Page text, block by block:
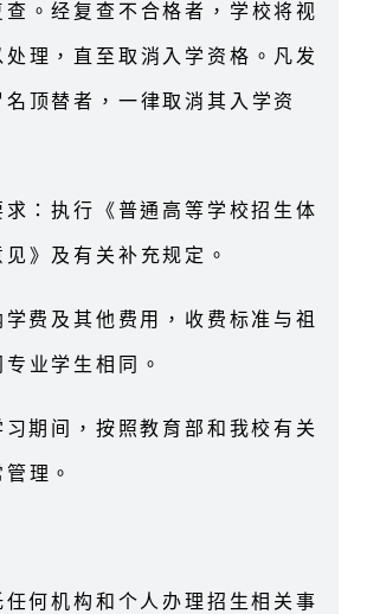
。经复查不合格者，学校将视
处理，直至取消入学资格。凡发
顶替者，一律取消其入学资
：执行《普通高等学校招生体
》及有关补充规定。
费及其他费用，收费标准与祖
业学生相同。
期间，按照教育部和我校有关
理。
何机构和个人办理招生相关事